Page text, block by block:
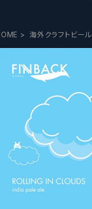
海外クラフトビール